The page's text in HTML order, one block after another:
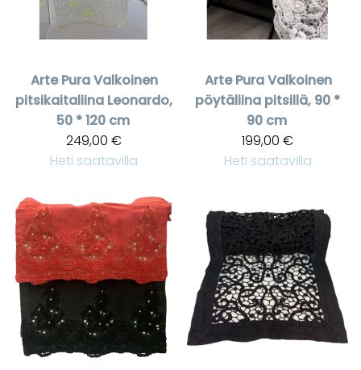
Arte PuraValkoinen
pitsikaitaliina Leonardo,
50 * 120 cm
249,00 €
Heti saatavilla
Arte PuraValkoinen
pöytäliina pitsillä, 90 *
90 cm
199,00 €
Heti saatavilla